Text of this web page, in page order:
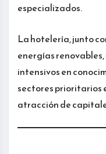
especializados.
La hotelería, junto
energías
intensivos en
sectores prioritarios
atracción de